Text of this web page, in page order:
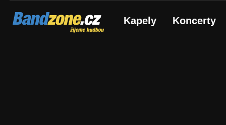
Bandzone.cz
žijeme hudbou Kapely Koncerty